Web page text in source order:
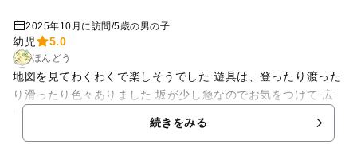
2025年10月に訪問/5歳の男の子
幼児 5.0
ほんどう
地図を見てわくわくで楽しそうでした 遊具は、登ったり渡った
り滑ったり色々ありました 坂が少し急なのでお気をつけて 広
続きをみる